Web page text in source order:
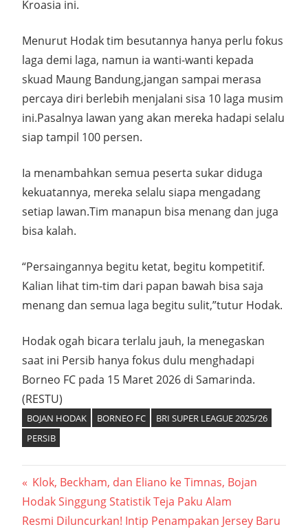
Kroasia ini.
Menurut Hodak tim besutannya hanya perlu fokus
laga demi laga, namun ia wanti-wanti kepada
skuad Maung Bandung,jangan sampai merasa
percaya diri berlebih menjalani sisa 10 laga musim
ini.Pasalnya lawan yang akan mereka hadapi selalu
siap tampil 100 persen.
Ia menambahkan semua peserta sukar diduga
kekuatannya, mereka selalu siapa mengadang
setiap lawan.Tim manapun bisa menang dan juga
bisa kalah.
“Persaingannya begitu ketat, begitu kompetitif.
Kalian lihat tim-tim dari papan bawah bisa saja
menang dan semua laga begitu sulit,”tutur Hodak.
Hodak ogah bicara terlalu jauh, Ia menegaskan
saat ini Persib hanya fokus dulu menghadapi
Borneo FC pada 15 Maret 2026 di Samarinda.
(RESTU)
BOJAN HODAK BORNEO FC
BRI SUPER LEAGUE 2025/26
PERSIB
Navigasi
pos
Previous
Post:
Klok, Beckham, dan Eliano ke Timnas, Bojan
Hodak Singgung Statistik Teja Paku Alam
Next
Resmi Diluncurkan! Intip Penampakan Jersey Baru